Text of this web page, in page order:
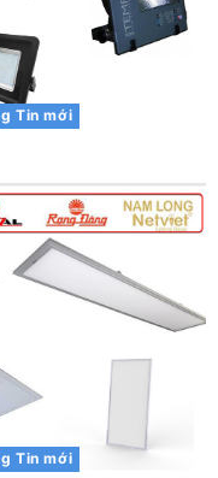
Tin mới
Tin mới